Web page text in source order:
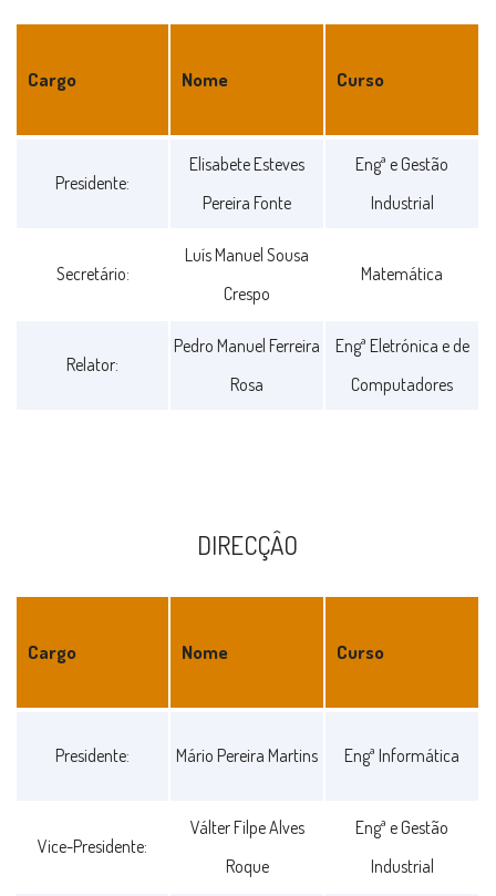
Cargo Nome Curso
Presidente:
Elisabete Esteves
Pereira Fonte
Engª e Gestão
Industrial
Secretário:
Luís Manuel Sousa
Crespo
Matemática
Relator:
Pedro Manuel Ferreira
Rosa
Engª Eletrónica e de
Computadores
DIRECÇÂO
Cargo Nome Curso
Presidente: Mário Pereira Martins Engª Informática
Vice-Presidente:
Válter Filpe Alves
Roque
Engª e Gestão
Industrial